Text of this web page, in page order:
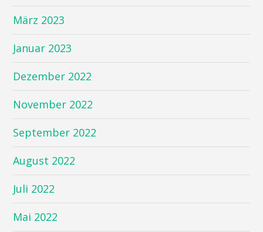
März 2023
Januar 2023
Dezember 2022
November 2022
September 2022
August 2022
Juli 2022
Mai 2022